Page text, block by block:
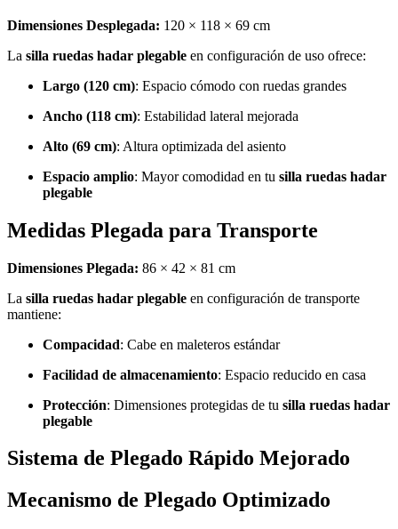
Dimensiones Desplegada: 120 × 118 × 69 cm
La silla ruedas hadar plegable en configuración de uso ofrece:
Largo (120 cm): Espacio cómodo con ruedas grandes
Ancho (118 cm): Estabilidad lateral mejorada
Alto (69 cm): Altura optimizada del asiento
Espacio amplio: Mayor comodidad en tu silla ruedas hadar
plegable
Medidas Plegada para Transporte
Dimensiones Plegada: 86 × 42 × 81 cm
La silla ruedas hadar plegable en configuración de transporte
mantiene:
Compacidad: Cabe en maleteros estándar
Facilidad de almacenamiento: Espacio reducido en casa
Protección: Dimensiones protegidas de tu silla ruedas hadar
plegable
Sistema de Plegado Rápido Mejorado
Mecanismo de Plegado Optimizado